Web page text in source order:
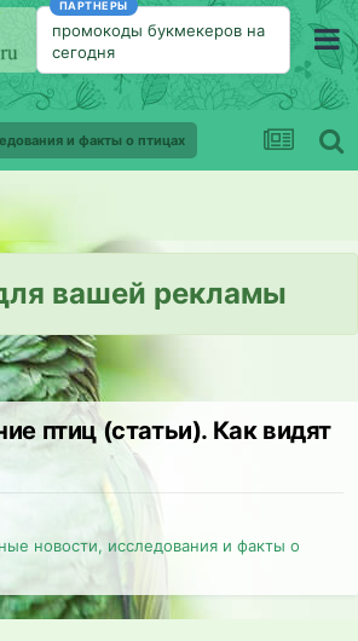
ПАРТНЕРЫ
промокоды букмекеров на
сегодня
и факты о птицах
вашей рекламы
птиц (статьи). Как видят
новости, исследования и факты о